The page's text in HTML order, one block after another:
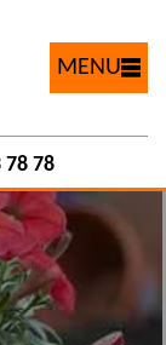
MENU
78 78